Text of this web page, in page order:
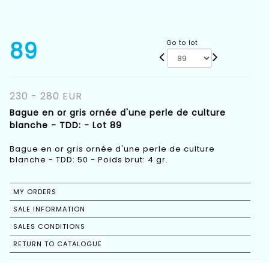
89 Go to lot
230 - 280 EUR
Bague en or gris ornée d'une perle de culture
blanche - TDD: - Lot 89
Bague en or gris ornée d'une perle de culture
blanche - TDD: 50 - Poids brut: 4 gr.
MY ORDERS
SALE INFORMATION
SALES CONDITIONS
RETURN TO CATALOGUE